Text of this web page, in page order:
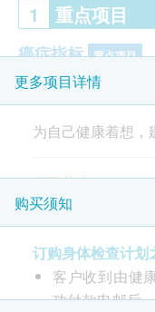
1 重点项目
癌症指标 重点项目
癌胚抗原 (肠癌)
胰脏肿瘤标志物
心脏检查 重点项目
静态心电图
肺功能 重点项目
胸肺X光
更多项目详情
为自己健康着想，
项目优点
由医生讲解报告
详细血液检查
快速、简单及
有助检查肺部
甲状腺功能筛检
购买须知
订购身体检查计划
客户收到由健
功付款电邮后